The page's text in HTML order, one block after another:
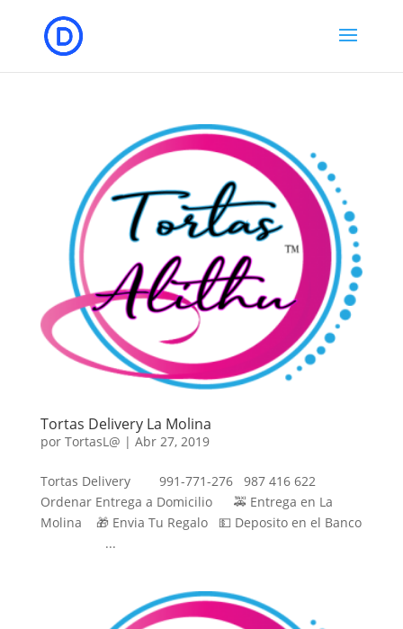
Tortas Delivery La Molina
por TortasL@ | Abr 27, 2019
Tortas Delivery 991-771-276 987 416 622
Ordenar Entrega a Domicilio 🚕 Entrega en La
Molina 🎁 Envia Tu Regalo 💵 Deposito en el Banco
...